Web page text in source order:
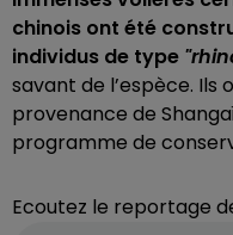
chinois ont été
individus de type
savant de l’espèce. Ils
provenance de
programme de
Ecoutez le reportage